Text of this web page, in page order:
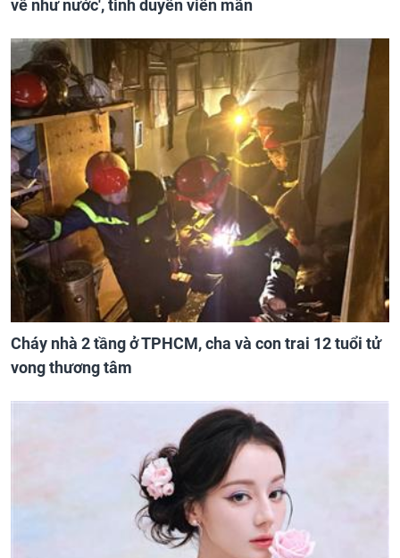
về như nước', tình duyên viên mãn
Cháy nhà 2 tầng ở TPHCM, cha và con trai 12 tuổi tử
vong thương tâm